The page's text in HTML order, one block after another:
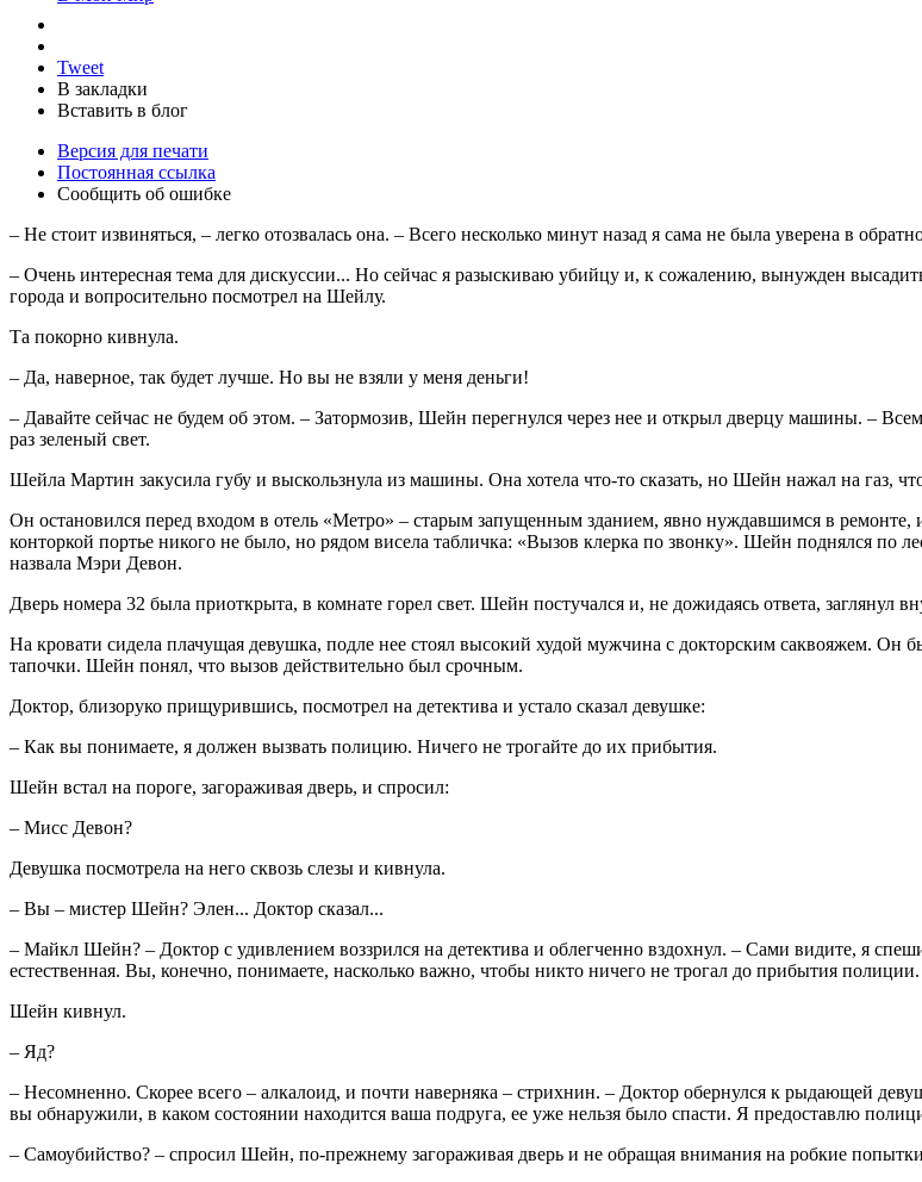
Tweet
В закладки
Вставить в блог
Версия для печати
Постоянная ссылка
Сообщить об ошибке
– Не стоит извиняться, – легко отозвалась она. – Всего несколько минут назад я сама не была уверена в
– Очень интересная тема для дискуссии... Но сейчас я разыскиваю убийцу и, к сожалению, вынужден
города и вопросительно посмотрел на Шейлу.
Та покорно кивнула.
– Да, наверное, так будет лучше. Но вы не взяли у меня деньги!
– Давайте сейчас не будем об этом. – Затормозив, Шейн перегнулся через нее и открыл дверцу машины. –
раз зеленый свет.
Шейла Мартин закусила губу и выскользнула из машины. Она хотела что-то сказать, но Шейн нажал на газ,
Он остановился перед входом в отель «Метро» – старым запущенным зданием, явно нуждавшимся в
конторкой портье никого не было, но рядом висела табличка: «Вызов клерка по звонку». Шейн поднялся по
назвала Мэри Девон.
Дверь номера 32 была приоткрыта, в комнате горел свет. Шейн постучался и, не дожидаясь ответа, заглянул
На кровати сидела плачущая девушка, подле нее стоял высокий худой мужчина с докторским саквояжем.
тапочки. Шейн понял, что вызов действительно был срочным.
Доктор, близоруко прищурившись, посмотрел на детектива и устало сказал девушке:
– Как вы понимаете, я должен вызвать полицию. Ничего не трогайте до их прибытия.
Шейн встал на пороге, загораживая дверь, и спросил:
– Мисс Девон?
Девушка посмотрела на него сквозь слезы и кивнула.
– Вы – мистер Шейн? Элен... Доктор сказал...
– Майкл Шейн? – Доктор с удивлением воззрился на детектива и облегченно вздохнул. – Сами видите, я
естественная. Вы, конечно, понимаете, насколько важно, чтобы никто ничего не трогал до прибытия
Шейн кивнул.
– Яд?
– Несомненно. Скорее всего – алкалоид, и почти наверняка – стрихнин. – Доктор обернулся к рыдающей
вы обнаружили, в каком состоянии находится ваша подруга, ее уже нельзя было спасти. Я предоставлю
– Самоубийство? – спросил Шейн, по-прежнему загораживая дверь и не обращая внимания на робкие